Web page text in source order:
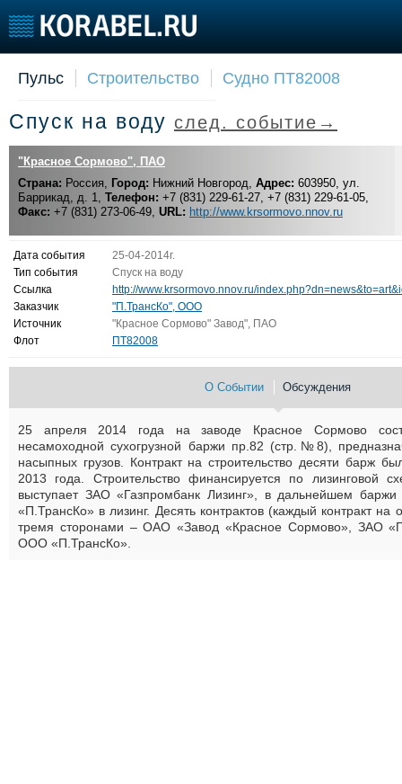
Пульс
Новости
Компании
Репутация
Работа
Журнал
Реклама
Доска объявлений
Продажа флота
Оборудование
Изделия
Материалы
Личности
Пульс Строительство Судно ПТ82008
Спуск на воду след. событие→
"Красное Сормово", ПАО
Страна: Россия, Город: Нижний Новгород, Адрес: 603950, ул.
Баррикад, д. 1, Телефон: +7 (831) 229-61-27, +7 (831) 229-61-05,
Факс: +7 (831) 273-06-49, URL: http://www.krsormovo.nnov.ru
Дата события
25-04-2014г.
Тип события
Спуск на воду
Ссылка
http://www.krsormovo.nnov.ru/
Заказчик
"П.ТрансКо", ООО
Источник
"Красное Сормово" Завод", ПАО
Флот
ПТ82008
О Событии Обсуждения
25 апреля 2014 года на заводе Красное Сормово
несамоходной сухогрузной баржи пр.82 (стр.№8),
насыпных грузов. Контракт на строительство десяти барж
2013 года. Строительство финансируется по лизинговой
выступает ЗАО «Газпромбанк Лизинг», в дальнейшем
«П.ТрансКо» в лизинг. Десять контрактов (каждый контракт
тремя сторонами – ОАО «Завод «Красное Сормово», ЗАО
ООО «П.ТрансКо».